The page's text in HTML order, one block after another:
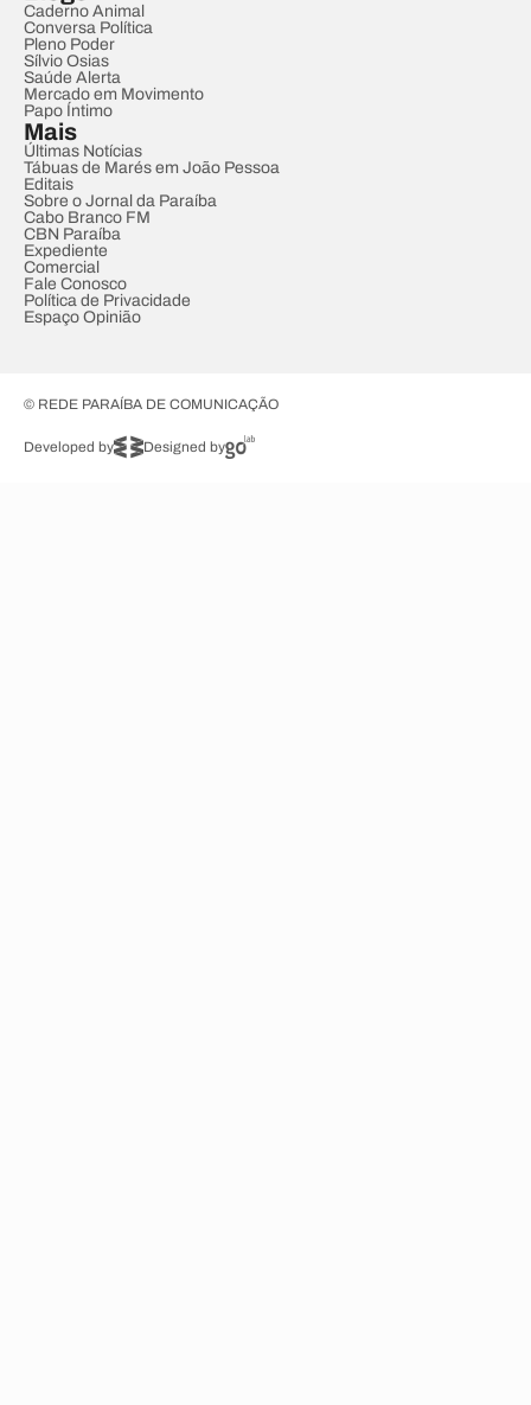
Caderno Animal
Conversa Política
Pleno Poder
Sílvio Osias
Saúde Alerta
Mercado em Movimento
Papo Íntimo
Mais
Últimas Notícias
Tábuas de Marés em João Pessoa
Editais
Sobre o Jornal da Paraíba
Cabo Branco FM
CBN Paraíba
Expediente
Comercial
Fale Conosco
Política de Privacidade
Espaço Opinião
© REDE PARAÍBA DE COMUNICAÇÃO
Developed by Designed by